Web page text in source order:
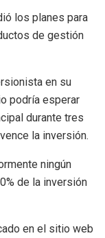
los planes para
de gestión
en su
podría esperar
durante tres
la inversión.
ningún
de la inversión
en el sitio web